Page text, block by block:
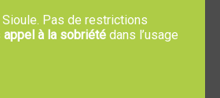
Pas de restrictions
appel à la sobriétédans l’usage